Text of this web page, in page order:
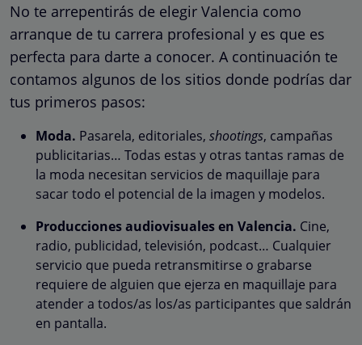
No te arrepentirás de elegir Valencia como
arranque de tu carrera profesional y es que es
perfecta para darte a conocer. A continuación te
contamos algunos de los sitios donde podrías dar
tus primeros pasos:
Moda. Pasarela, editoriales, shootings, campañas
publicitarias… Todas estas y otras tantas ramas de
la moda necesitan servicios de maquillaje para
sacar todo el potencial de la imagen y modelos.
Producciones audiovisuales en Valencia. Cine,
radio, publicidad, televisión, podcast… Cualquier
servicio que pueda retransmitirse o grabarse
requiere de alguien que ejerza en maquillaje para
atender a todos/as los/as participantes que saldrán
en pantalla.